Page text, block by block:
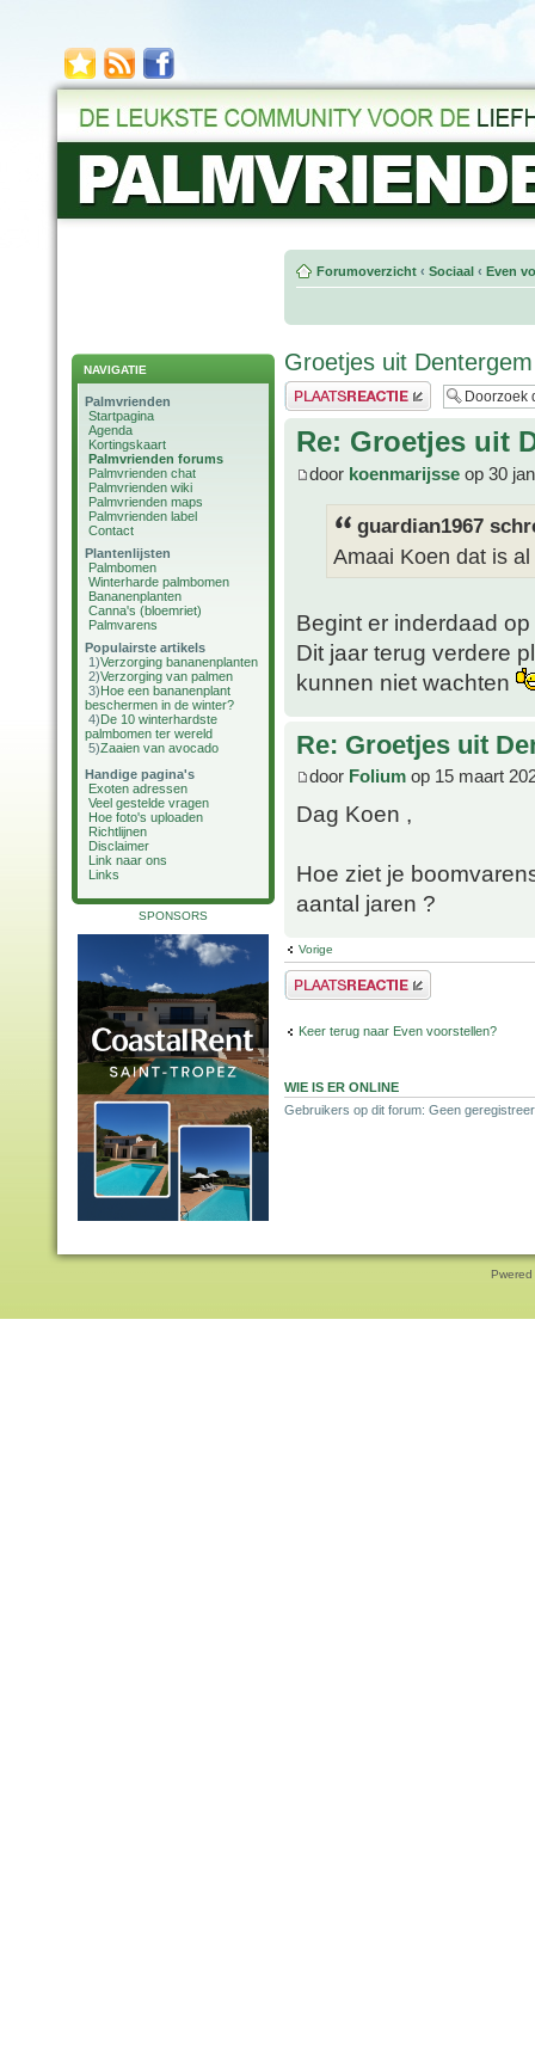
NAVIGATIE
Palmvrienden
Startpagina
Agenda
Kortingskaart
Palmvrienden forums
Palmvrienden chat
Palmvrienden wiki
Palmvrienden maps
Palmvrienden label
Contact
Plantenlijsten
Palmbomen
Winterharde palmbomen
Bananenplanten
Canna's (bloemriet)
Palmvarens
Populairste artikels
1)Verzorging bananenplanten
2)Verzorging van palmen
3)Hoe een bananenplant
beschermen in de winter?
4)De 10 winterhardste
palmbomen ter wereld
5)Zaaien van avocado
Handige pagina's
Exoten adressen
Veel gestelde vragen
Hoe foto's uploaden
Richtlijnen
Disclaimer
Link naar ons
Links
SPONSORS
Forumoverzicht ‹ Sociaal ‹ Even
Groetjes uit Dentergem
Plaats een reactie
Re: Groetjes uit
door koenmarijsse op 30
guardian1967
Amaai Koen dat is
Begint er inderdaad
Dit jaar terug verdere
kunnen niet wachten
Re: Groetjes uit
door Folium op 15 maart
Dag Koen ,
Hoe ziet je
aantal jaren ?
Vorige
Plaats een reactie
Keer terug naar Even voorstellen?
WIE IS ER ONLINE
Gebruikers op dit forum: Geen